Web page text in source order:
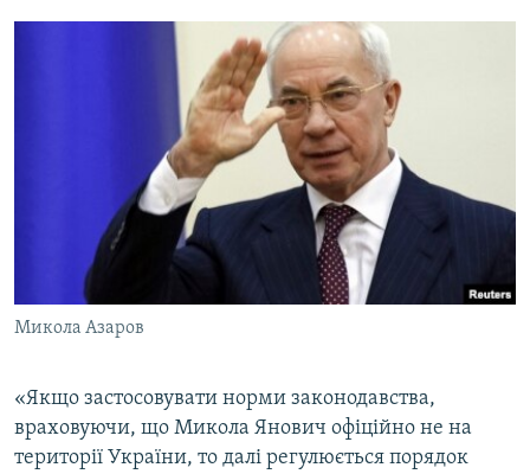
ВІДЕОУРОКИ «ELIFBE»
УКРАЇНСЬКА ПРОБЛЕМА КРИМУ
Усі сайти RFE/RL
Микола Азаров
«Якщо застосовувати норми законодавства,
враховуючи, що Микола Янович офіційно не на
території України, то далі регулюється порядок